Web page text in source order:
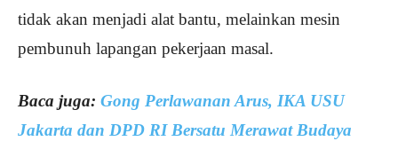
tidak akan menjadi alat bantu, melainkan mesin
pembunuh lapangan pekerjaan masal.
Baca juga: Gong Perlawanan Arus, IKA USU
Jakarta dan DPD RI Bersatu Merawat Budaya